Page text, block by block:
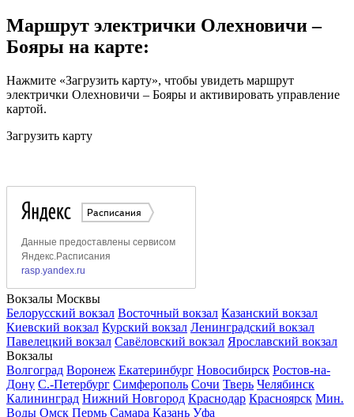
Маршрут электрички Олехновичи –
Бояры на карте:
Нажмите «Загрузить карту», чтобы увидеть маршрут
электрички Олехновичи – Бояры и активировать управление
картой.
Загрузить карту
Вокзалы Москвы
Белорусский вокзал Восточный вокзал Казанский вокзал
Киевский вокзал Курский вокзал Ленинградский вокзал
Павелецкий вокзал Савёловский вокзал Ярославский вокзал
Вокзалы
Волгоград Воронеж Екатеринбург Новосибирск Ростов-на-
Дону С.-Петербург Симферополь Сочи Тверь Челябинск
Калининград Нижний Новгород Краснодар Красноярск Мин.
Воды Омск Пермь Самара Казань Уфа